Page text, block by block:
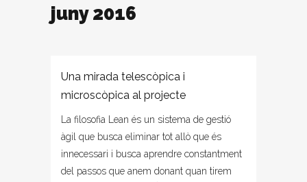
juny 2016
Una mirada telescòpica i
microscòpica al projecte
La filosofia Lean és un sistema de gestió
àgil que busca eliminar tot allò que és
innecessari i busca aprendre constantment
del passos que anem donant quan tirem